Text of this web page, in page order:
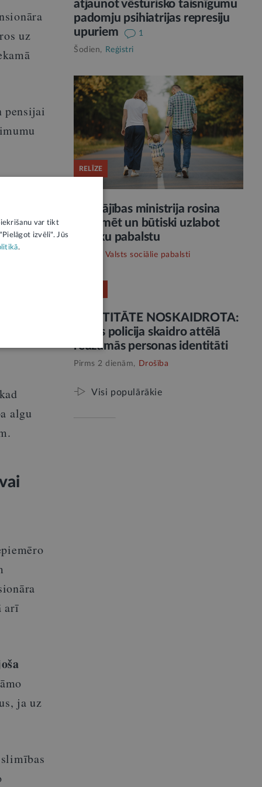
uz
pensijai
algu
arī
ja uz
atjaunot vēsturisko taisnīgumu
padomju psihiatrijas represiju
upuriem
1
Šodien, Reģistri
RELĪZE
Labklājības ministrija rosina
reformēt un būtiski uzlabot
vecāku pabalstu
Valsts sociālie pabalsti
IDENTITĀTE NOSKAIDROTA:
Valsts policija skaidro attēlā
redzamās personas identitāti
Pirms 2 dienām, Drošība
Visi populārākie
var tikt
izvēli". Jūs
.